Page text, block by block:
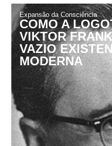
Expansão da Consciência
COMO A
VIKTOR
VAZIO
MODERNA